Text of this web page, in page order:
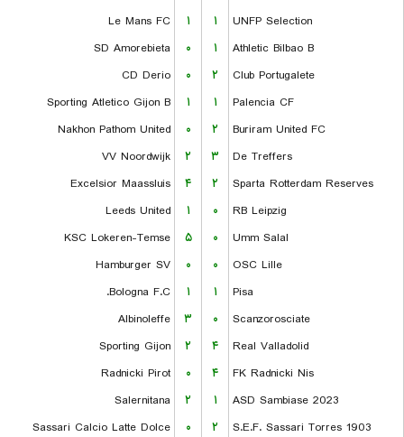
Le Mans FC
۱ ۱
UNFP Selection
SD Amorebieta
۰ ۱
Athletic Bilbao B
CD Derio
۰ ۲
Club Portugalete
Sporting Atletico Gijon B
۱ ۱
Palencia CF
Nakhon Pathom United
۰ ۲
Buriram United FC
VV Noordwijk
۲ ۳
De Treffers
Excelsior Maassluis
۴ ۲
Sparta Rotterdam Reserves
Leeds United
۱ ۰
RB Leipzig
KSC Lokeren-Temse
۵ ۰
Umm Salal
Hamburger SV
۰ ۰
OSC Lille
Bologna F.C.
۱ ۱
Pisa
Albinoleffe
۳ ۰
Scanzorosciate
Sporting Gijon
۲ ۴
Real Valladolid
Radnicki Pirot
۰ ۴
FK Radnicki Nis
Salernitana
۲ ۱
ASD Sambiase 2023
Sassari Calcio Latte Dolce
۰ ۲
S.E.F. Sassari Torres 1903